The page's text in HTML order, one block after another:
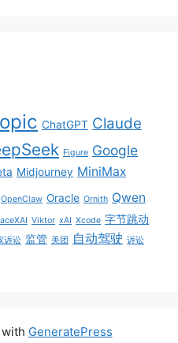
ChatGPT Claude
Figure Google
Midjourney MiniMax
OpenClaw Oracle Ornith Qwen
Viktor xAI Xcode 字节跳动
诉讼 监管 美团 自动驾驶 诉讼
GeneratePress